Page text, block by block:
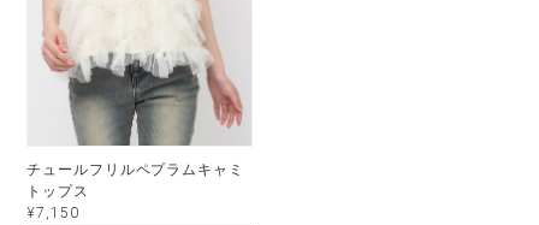
チュールフリルペプラムキャミ
トップス
¥7,150